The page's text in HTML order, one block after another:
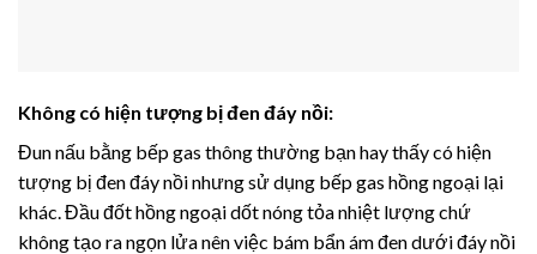
Không có hiện tượng bị đen đáy nồi:
Đun nấu bằng bếp gas thông thường bạn hay thấy có hiện
tượng bị đen đáy nồi nhưng sử dụng bếp gas hồng ngoại lại
khác. Đầu đốt hồng ngoại dốt nóng tỏa nhiệt lượng chứ
không tạo ra ngọn lửa nên việc bám bẩn ám đen dưới đáy nồi